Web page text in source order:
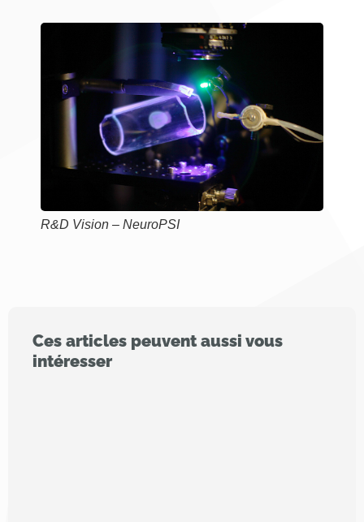
R&D Vision – NeuroPSI
Ces articles peuvent aussi vous
intéresser